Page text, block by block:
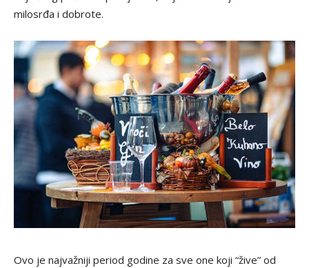
milosrđa i dobrote.
Ovo je najvažniji period godine za sve one koji “žive” od